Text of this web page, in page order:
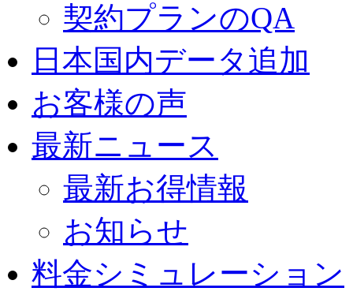
契約プランのQA
日本国内データ追加
お客様の声
最新ニュース
最新お得情報
お知らせ
料金シミュレーション